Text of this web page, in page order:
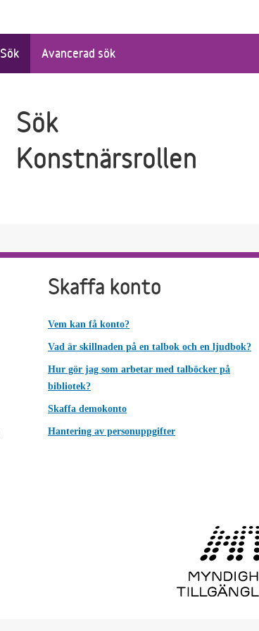
Sök Avancerad sök
Sök
Konstnärsrollen
Skaffa konto
Vem kan få konto?
Vad är skillnaden på en talbok och en ljudbok?
Hur gör jag som arbetar med talböcker på
bibliotek?
Skaffa demokonto
Hantering av personuppgifter